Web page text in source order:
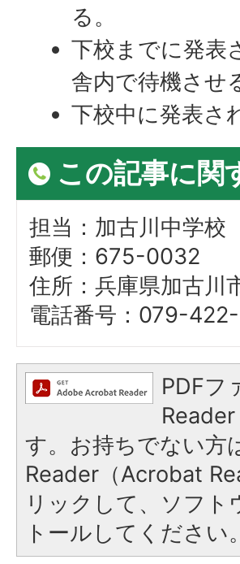
る。
下校までに発表
舎内で待機させ
下校中に発表さ
この記事に関
担当：加古川中学校
郵便：675-0032
住所：兵庫県加古川
電話番号：079-
PDFフ
す。お持ちでない方
Reader（Acrobat
リックして、ソフ
トールしてください。